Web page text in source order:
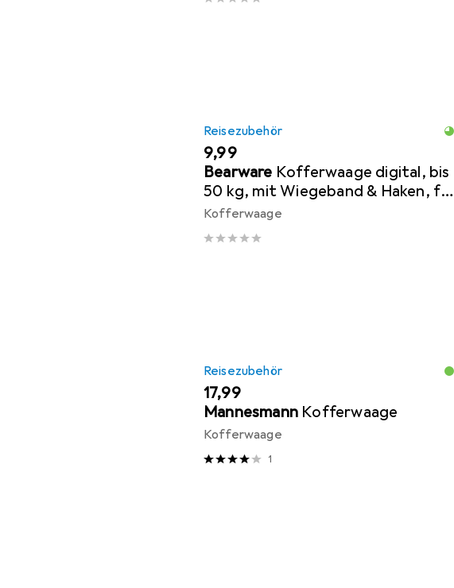
Reisezubehör
EUR
9,99
Bearware Kofferwaage digital, bis
50 kg, mit Wiegeband & Haken, für
Reisen, Gepäckwaage mit Display,
schwarz
Kofferwaage
Reisezubehör
EUR
17,99
Mannesmann Kofferwaage
Kofferwaage
1